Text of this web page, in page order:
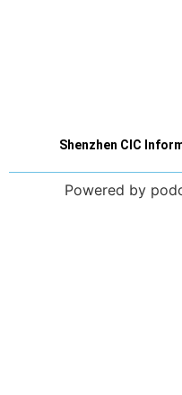
Shenzhen CIC
Powered by